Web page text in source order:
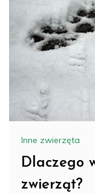
Inne zwierzęta
Dlaczego
zwierząt?